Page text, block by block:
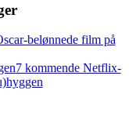
belønnede film på
7 kommende Netflix-